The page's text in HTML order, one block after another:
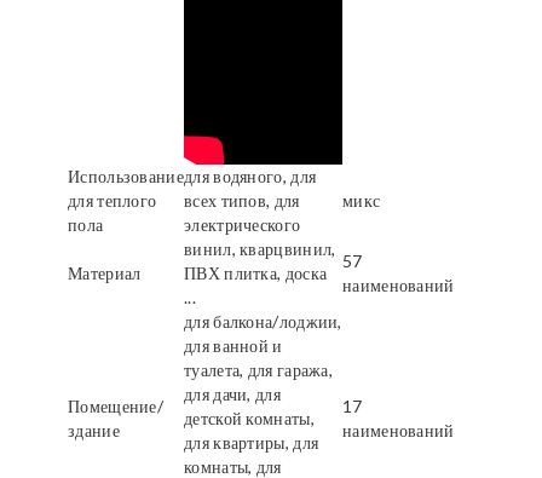
Использование
для теплого
пола
для водяного, для
всех типов, для
электрического
микс
Материал
винил, кварцвинил,
ПВХ плитка, доска
...
57
наименований
Помещение/
здание
для балкона/лоджии,
для ванной и
туалета, для гаража,
для дачи, для
детской комнаты,
для квартиры, для
комнаты, для
17
наименований